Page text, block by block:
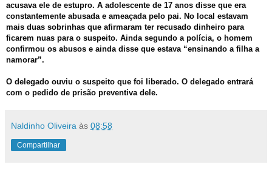
acusava ele de estupro. A adolescente de 17 anos disse que era
constantemente abusada e ameaçada pelo pai. No local estavam
mais duas sobrinhas que afirmaram ter recusado dinheiro para
ficarem nuas para o suspeito. Ainda segundo a polícia, o homem
confirmou os abusos e ainda disse que estava “ensinando a filha a
namorar”.
O delegado ouviu o suspeito que foi liberado. O delegado entrará
com o pedido de prisão preventiva dele.
Naldinho Oliveira às 08:58
Compartilhar